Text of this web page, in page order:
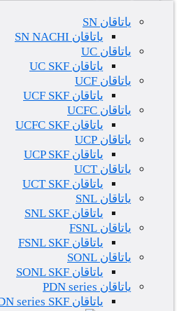
یاتاقان SN
یاتاقان SN NACHI
یاتاقان UC
یاتاقان UC SKF
یاتاقان UCF
یاتاقان UCF SKF
یاتاقان UCFC
یاتاقان UCFC SKF
یاتاقان UCP
یاتاقان UCP SKF
یاتاقان UCT
یاتاقان UCT SKF
یاتاقان SNL
یاتاقان SNL SKF
یاتاقان FSNL
یاتاقان FSNL SKF
یاتاقان SONL
یاتاقان SONL SKF
یاتاقان PDN series
یاتاقان PDN series SKF